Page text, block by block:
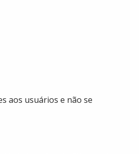
aos usuários e não se